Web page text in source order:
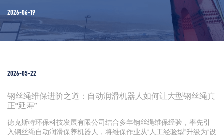
2026-06-19
2026-05-22
钢丝绳维保进阶之道：自动润滑机器人如何让大型钢丝绳真
正“延寿”
德克斯特环保科技发展有限公司结合多年钢丝绳维保经验，率先引
入钢丝绳自动润滑保养机器人，将维保作业从“人工经验型”升级为“设